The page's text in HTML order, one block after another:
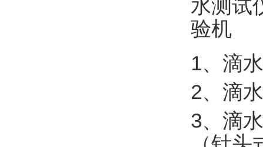
1、滴
2、滴
3、滴